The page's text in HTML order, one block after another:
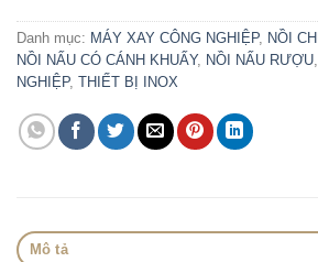
Danh mục: MÁY XAY CÔNG NGHIỆP, NỒI
NỒI NẤU CÓ CÁNH KHUẤY, NỒI NẤU RƯỢU,
NGHIỆP, THIẾT BỊ INOX
Mô tả